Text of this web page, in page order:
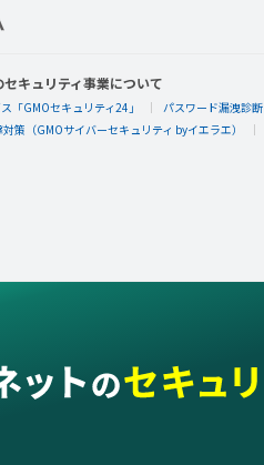
キュリティ事業について
「GMOセキュリティ24」 パスワード漏洩診断
策（GMOサイバーセキュリティ byイエラエ）